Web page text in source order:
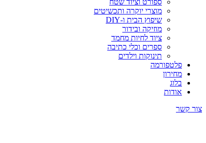
ספורט וציוד שטח
מוצרי יוקרה ותכשיטים
שיפוץ הבית ו-DIY
מוזיקה ובידור
ציוד לחיות מחמד
ספרים וכלי כתיבה
תינוקות וילדים
פלטפורמה
מחירון
בלוג
אודות
צור קשר